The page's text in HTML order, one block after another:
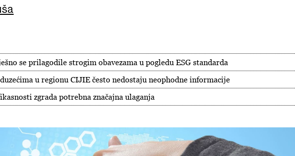
se prilagodile strogim obavezama u pogledu ESG standarda
u regionu CIJIE često nedostaju neophodne informacije
zgrada potrebna značajna ulaganja